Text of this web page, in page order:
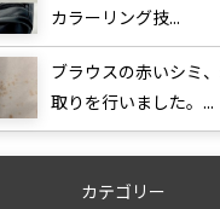
カラーリング技...
ブラウスの赤いシミ
取りを行いました。...
カテゴリー